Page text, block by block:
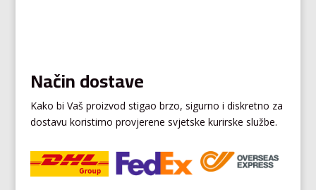
Način dostave
Kako bi Vaš proizvod stigao brzo, sigurno i diskretno za
dostavu koristimo provjerene svjetske kurirske službe.